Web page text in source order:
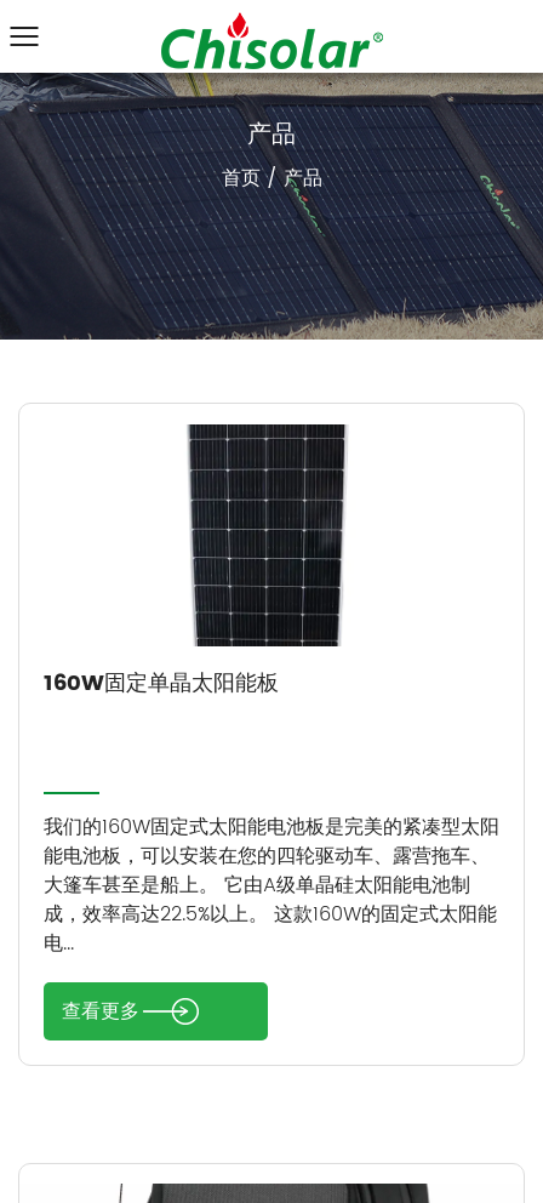
产品
首页/产品
160W固定单晶太阳能板
我们的160W固定式太阳能电池板是完美的紧凑型太阳
能电池板，可以安装在您的四轮驱动车、露营拖车、
大篷车甚至是船上。 它由A级单晶硅太阳能电池制
成，效率高达22.5%以上。 这款160W的固定式太阳能
电...
查看更多